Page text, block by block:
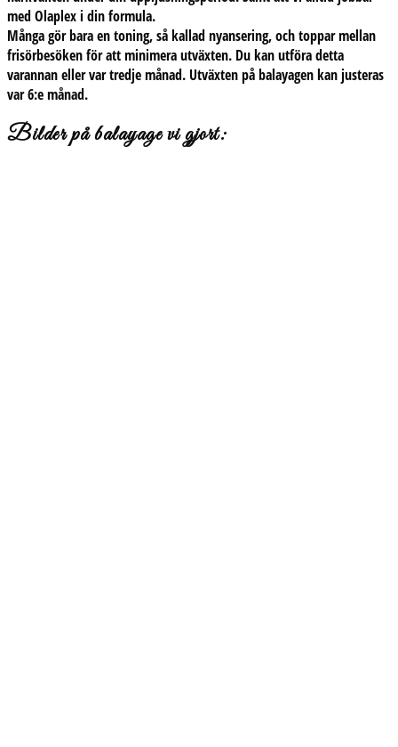
med Olaplex i din formula.
Många gör bara en toning, så kallad nyansering, och toppar mellan
frisörbesöken för att minimera utväxten. Du kan utföra detta
varannan eller var tredje månad. Utväxten på balayagen kan justeras
var 6:e månad.
Bilder på balayage vi gjort: